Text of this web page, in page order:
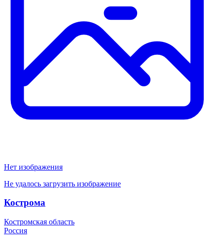
Нет изображения
Не удалось загрузить изображение
Кострома
Костромская область
Россия